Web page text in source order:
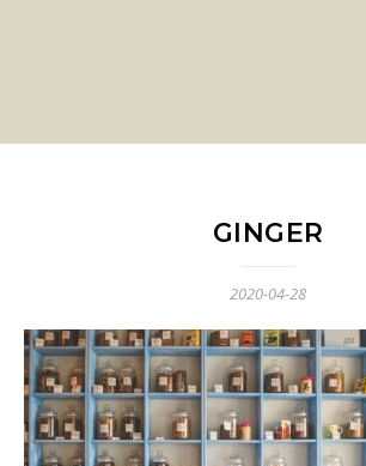
GINGER
2020-04-28